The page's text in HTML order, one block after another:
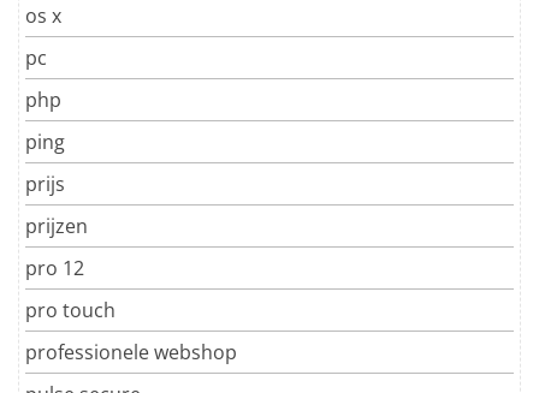
os x
pc
php
ping
prijs
prijzen
pro 12
pro touch
professionele webshop